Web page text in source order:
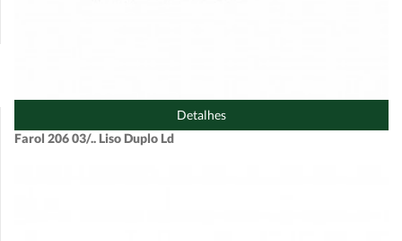
Detalhes
Farol 206 03/.. Liso Duplo Ld